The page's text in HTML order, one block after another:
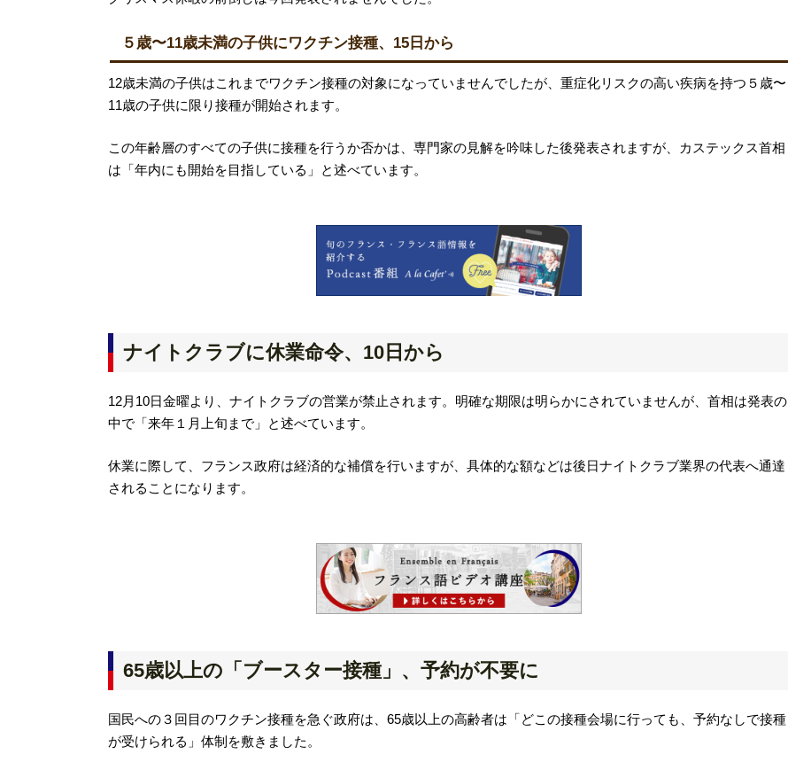
５歳〜11歳未満の子供にワクチン接種、15日から
12歳未満の子供はこれまでワクチン接種の対象になっていませんでしたが、重症化リスクの高い疾病を持つ５歳〜
11歳の子供に限り接種が開始されます。
この年齢層のすべての子供に接種を行うか否かは、専門家の見解を吟味した後発表されますが、カステックス首相
は「年内にも開始を目指している」と述べています。
ナイトクラブに休業命令、10日から
12月10日金曜より、ナイトクラブの営業が禁止されます。明確な期限は明らかにされていませんが、首相は発表の
中で「来年１月上旬まで」と述べています。
休業に際して、フランス政府は経済的な補償を行いますが、具体的な額などは後日ナイトクラブ業界の代表へ通達
されることになります。
65歳以上の「ブースター接種」、予約が不要に
国民への３回目のワクチン接種を急ぐ政府は、65歳以上の高齢者は「どこの接種会場に行っても、予約なしで接種
が受けられる」体制を敷きました。